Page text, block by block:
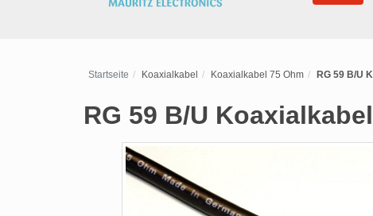
Startseite Koaxialkabel Koaxialkabel 75 Ohm RG 59 B/U
RG 59 B/U